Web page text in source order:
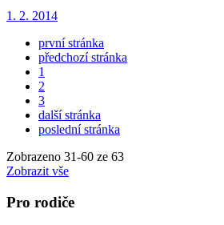
1. 2. 2014
první stránka
předchozí stránka
1
2
3
další stránka
poslední stránka
Zobrazeno 31-60 ze 63
Zobrazit vše
Pro rodiče